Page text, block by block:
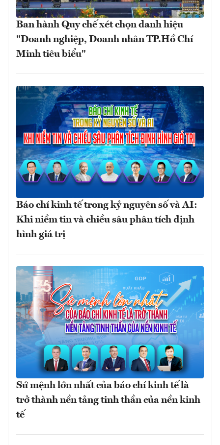
Ban hành Quy chế xét chọn danh hiệu
"Doanh nghiệp, Doanh nhân TP.Hồ Chí
Minh tiêu biểu"
Báo chí kinh tế trong kỷ nguyên số và AI:
Khi niềm tin và chiều sâu phân tích định
hình giá trị
Sứ mệnh lớn nhất của báo chí kinh tế là
trở thành nền tảng tinh thần của nền kinh
tế